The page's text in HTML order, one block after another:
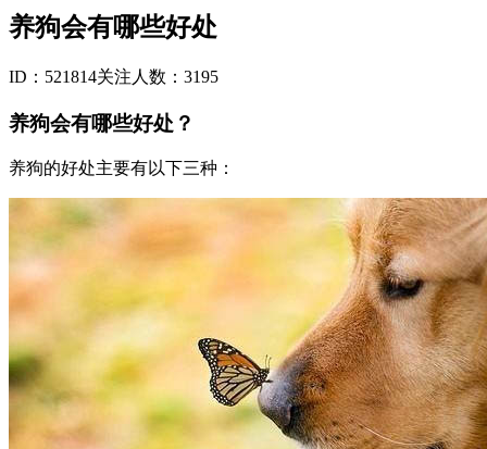
养狗会有哪些好处
ID：521814关注人数：3195
养狗会有哪些好处？
养狗的好处主要有以下三种：